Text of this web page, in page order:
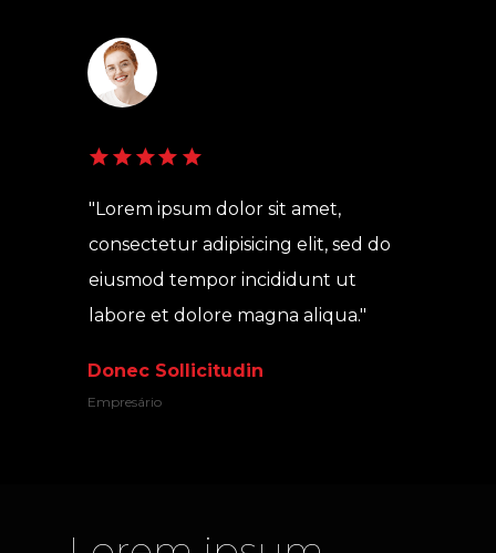
"Lorem ipsum dolor sit amet,
consectetur adipisicing elit, sed do
eiusmod tempor incididunt ut
labore et dolore magna aliqua."
Donec Sollicitudin
Empresário